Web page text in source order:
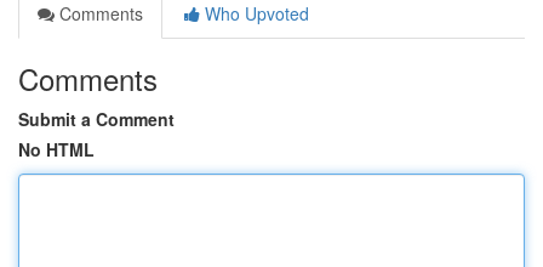
Comments
Who Upvoted
Comments
Submit a Comment
No HTML